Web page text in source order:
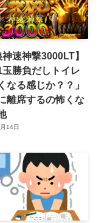
神速神撃3000LT】
玉勝負だしトイレ
なる感じか？？」
離席するの怖くな
14日